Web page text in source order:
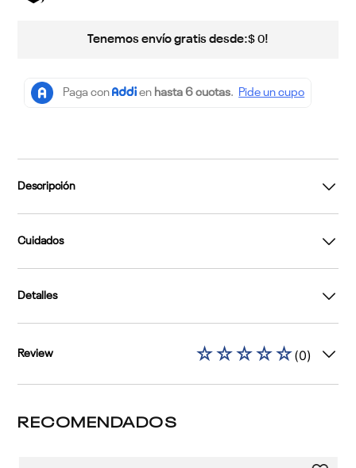
Tenemos envío gratis desde:$ 0!
Descripción
Cuidados
Detalles
Review ☆☆☆☆☆(0)
RECOMENDADOS